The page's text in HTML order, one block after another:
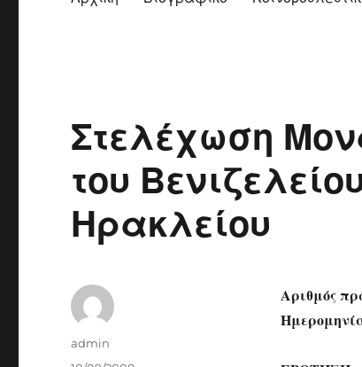
Στελέχωση
του
Ηρακλείου
Αριθμός
Author
admin